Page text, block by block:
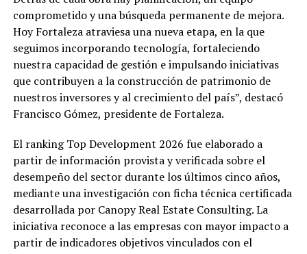
comprometido y una búsqueda permanente de mejora.
Hoy Fortaleza atraviesa una nueva etapa, en la que
seguimos incorporando tecnología, fortaleciendo
nuestra capacidad de gestión e impulsando iniciativas
que contribuyen a la construcción de patrimonio de
nuestros inversores y al crecimiento del país”, destacó
Francisco Gómez, presidente de Fortaleza.
El ranking Top Development 2026 fue elaborado a
partir de información provista y verificada sobre el
desempeño del sector durante los últimos cinco años,
mediante una investigación con ficha técnica certificada
desarrollada por Canopy Real Estate Consulting. La
iniciativa reconoce a las empresas con mayor impacto a
partir de indicadores objetivos vinculados con el